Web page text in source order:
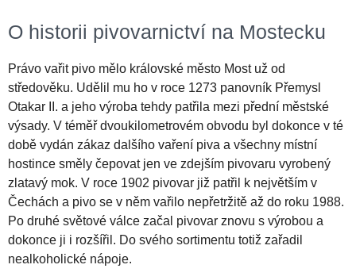
O historii pivovarnictví na Mostecku
Právo vařit pivo mělo královské město Most už od
středověku. Udělil mu ho v roce 1273 panovník Přemysl
Otakar II. a jeho výroba tehdy patřila mezi přední městské
výsady. V téměř dvoukilometrovém obvodu byl dokonce v té
době vydán zákaz dalšího vaření piva a všechny místní
hostince směly čepovat jen ve zdejším pivovaru vyrobený
zlatavý mok. V roce 1902 pivovar již patřil k největším v
Čechách a pivo se v něm vařilo nepřetržitě až do roku 1988.
Po druhé světové válce začal pivovar znovu s výrobou a
dokonce ji i rozšířil. Do svého sortimentu totiž zařadil
nealkoholické nápoje.